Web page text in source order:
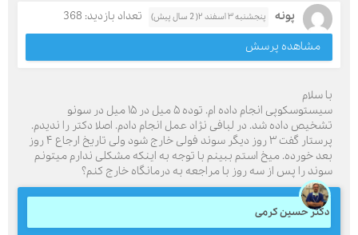
پونه پنجشنبه ۳ اسفند ۲( 2 سال پیش)
تعداد بازدید: 368
مشاهده پرسش
با سلام
سیستوسکوپی انجام داده ام. توده ۵ میل در ۱۵ میل در سونو
تشخیص داده شد. در لبافی نژاد عمل انجام دادم. اصلا دکتر را ندیدم.
پرستار گفت ۳ روز دیگر سوند فولی خارج شود ولی تاریخ ارجاع ۴ روز
بعد خورده. میخ استم ببینم با توجه به اینکه مشکلی ندارم میتونم
سوند را پس از سه روز با مراجعه به درمانگاه خارج کنم؟
دکتر حسین کرمی